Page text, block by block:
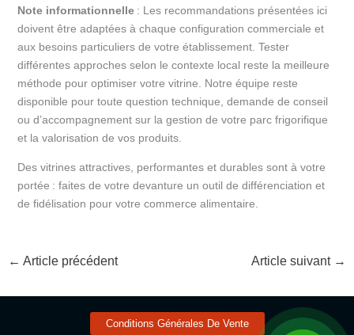
Note informationnelle: Les recommandations présentées ici
doivent être adaptées à chaque configuration commerciale et
aux besoins particuliers de votre établissement. Tester
différentes approches selon le contexte local reste la meilleure
méthode pour optimiser votre vitrine. Notre équipe reste
disponible pour toute question technique, demande de conseil
ou d’accompagnement sur la gestion de votre parc frigorifique
et la valorisation de vos produits.
Des vitrines attractives, performantes et durables sont à votre
portée : faites de votre devanture un outil de différenciation et
de fidélisation pour votre commerce alimentaire.
← Article précédent Article suivant →
Conditions Générales De Vente